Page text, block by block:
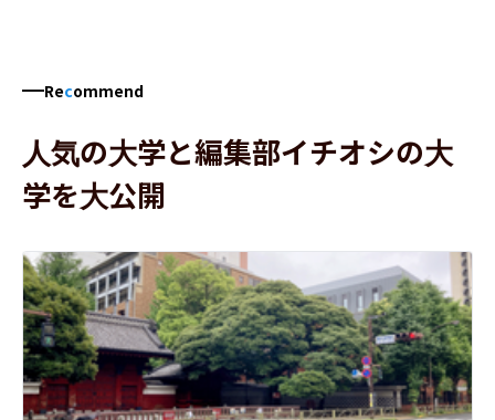
Recommend
人気の大学と編集部イチオシの大
学を大公開